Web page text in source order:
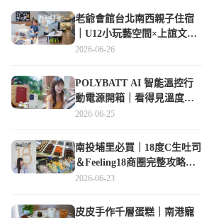
老爺會館台北南西親子住宿
｜U12小玩藝空間×上誼文
化，暑假帶孩子這樣玩
2026-06-26
POLYBATT AI 智能溫控行
動電源開箱｜看得見溫度與
電量，外出更安心的
2026-06-25
南投埔里必買｜18度C生吐司
＆Feeling18商圈完整攻略，
在地人帶路這樣逛
2026-06-23
皮皮手作千層蛋糕｜南港寵